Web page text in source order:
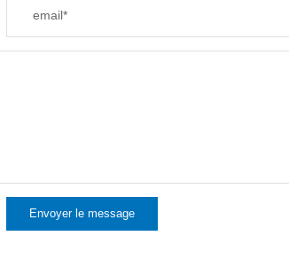
email*
Envoyer le message